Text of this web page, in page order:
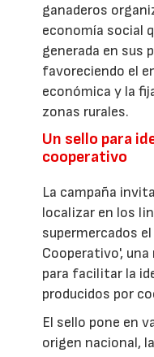
ganaderos
economía social
generada en sus
favoreciendo el
económica y la
zonas rurales.
Un sello para
cooperativo
La campaña
localizar en los
supermercados
Cooperativo',
para facilitar la
producidos por
El sello pone en
origen nacional,